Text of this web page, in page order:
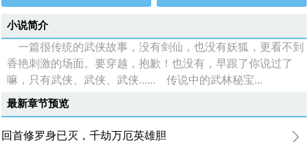
小说简介
一篇很传统的武侠故事，没有剑仙，也没有妖狐，更看不到
香艳刺激的场面。要穿越，抱歉！也没有，早跟了你说过了
嘛，只有武侠、武侠、武侠...... 传说中的武林秘宝...
最新章节预览
回首修罗身已灭，千劫万厄英雄胆